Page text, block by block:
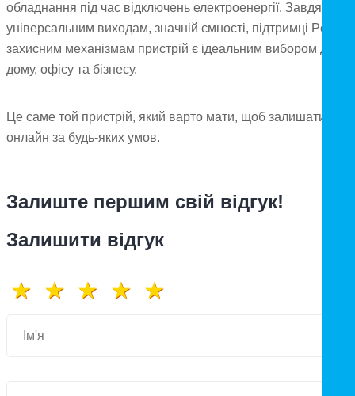
обладнання під час відключень електроенергії. Завдяки
універсальним виходам, значній ємності, підтримці PoE та
захисним механізмам пристрій є ідеальним вибором для
дому, офісу та бізнесу.
Це саме той пристрій, який варто мати, щоб залишатися
онлайн за будь-яких умов.
Залиште першим свій відгук!
Залишити відгук